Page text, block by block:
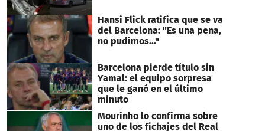
Hansi Flick ratifica que se va
del Barcelona: "Es una pena,
no pudimos..."
Barcelona pierde título sin
Yamal: el equipo sorpresa
que le ganó en el último
minuto
Mourinho lo confirma sobre
uno de los fichajes del Real